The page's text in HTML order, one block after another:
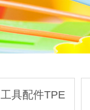
工具配件TPE